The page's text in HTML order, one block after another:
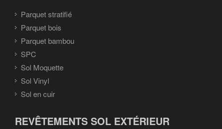
Parquet stratifié
Parquet bois
Parquet bambou
SPC
Sol Moquette
Sol Vinyl
Sol en cuir
REVÊTEMENTS SOL EXTÉRIEUR